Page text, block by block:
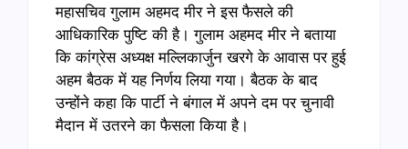
महासचिव गुलाम अहमद मीर ने इस फैसले की
आधिकारिक पुष्टि की है। गुलाम अहमद मीर ने बताया
कि कांग्रेस अध्यक्ष मल्लिकार्जुन खरगे के आवास पर हुई
अहम बैठक में यह निर्णय लिया गया। बैठक के बाद
उन्होंने कहा कि पार्टी ने बंगाल में अपने दम पर चुनावी
मैदान में उतरने का फैसला किया है।